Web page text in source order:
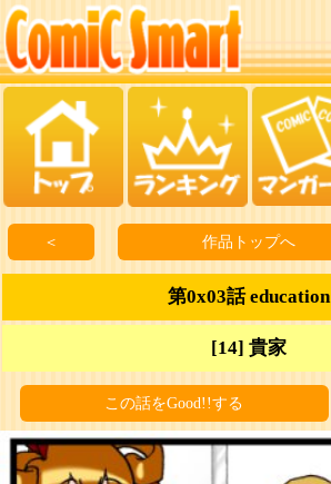
＜ 作品トップへ
第0x03話 education
[14] 貴家
この話をGood!!する